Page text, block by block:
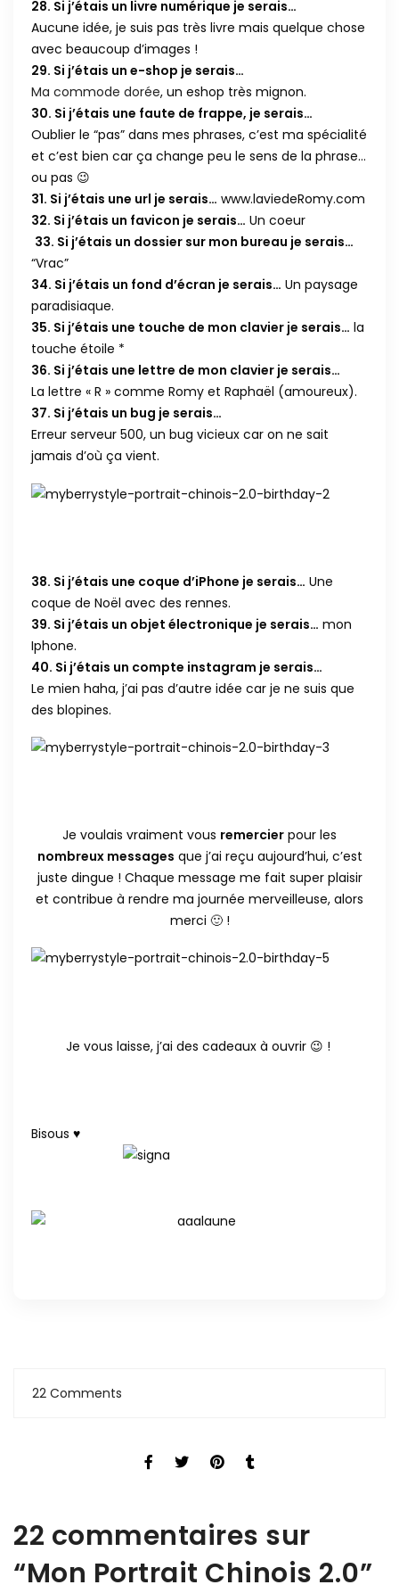
28. Si j’étais un livre numérique je serais…
Aucune idée, je suis pas très livre mais quelque chose
avec beaucoup d’images !
29. Si j’étais un e-shop je serais…
Ma commode dorée, un eshop très mignon.
30. Si j’étais une faute de frappe, je serais…
Oublier le “pas” dans mes phrases, c’est ma spécialité
et c’est bien car ça change peu le sens de la phrase…
ou pas 😉
31. Si j’étais une url je serais… www.laviedeRomy.com
32. Si j’étais un favicon je serais… Un coeur
33. Si j’étais un dossier sur mon bureau je serais…
“Vrac”
34. Si j’étais un fond d’écran je serais… Un paysage
paradisiaque.
35. Si j’étais une touche de mon clavier je serais… la
touche étoile *
36. Si j’étais une lettre de mon clavier je serais…
La lettre « R » comme Romy et Raphaël (amoureux).
37. Si j’étais un bug je serais…
Erreur serveur 500, un bug vicieux car on ne sait
jamais d’où ça vient.
38. Si j’étais une coque d’iPhone je serais… Une
coque de Noël avec des rennes.
39. Si j’étais un objet électronique je serais… mon
Iphone.
40. Si j’étais un compte instagram je serais…
Le mien haha, j’ai pas d’autre idée car je ne suis que
des blopines.
Je voulais vraiment vous remercier pour les
nombreux messages que j’ai reçu aujourd’hui, c’est
juste dingue ! Chaque message me fait super plaisir
et contribue à rendre ma journée merveilleuse, alors
merci 🙂 !
Je vous laisse, j’ai des cadeaux à ouvrir 😉 !
Bisous ♥
22 Comments
22 commentaires sur
“Mon Portrait Chinois 2.0”